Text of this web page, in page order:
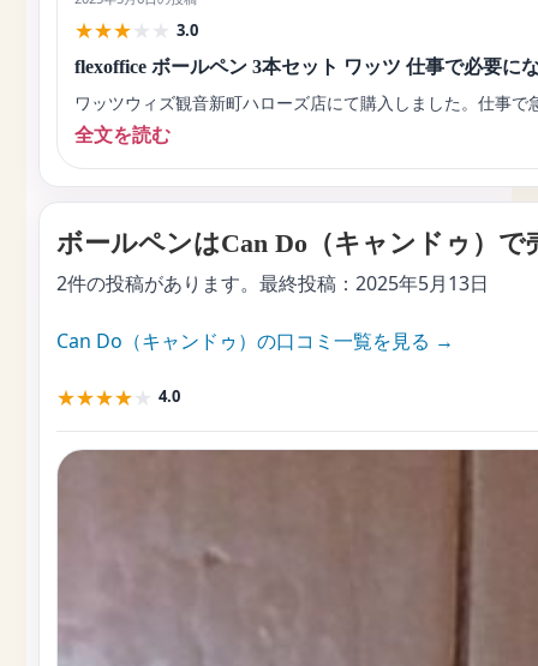
★★★★ ★ 3.0
flexoffice ボールペン 3本セット ワッツ 仕事で必要に
ワッツウィズ観音新町ハローズ店にて購入しました。仕事
全文を読む
ボールペンはCan Do（キャンドゥ）で
2件の投稿があります。最終投稿： 2025年5月13日
Can Do（キャンドゥ）の口コミ一覧を見る →
★★★★★ 4.0